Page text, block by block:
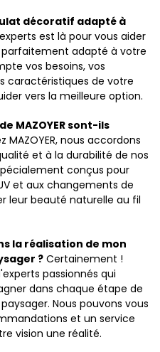
décoratif adapté à
est là pour vous aider
adapté à votre
vos besoins, vos
caractéristiques de votre
vers la meilleure option.
MAZOYER sont-ils
MAZOYER, nous accordons
et à la durabilité de nos
conçus pour
et aux changements de
leur beauté naturelle au fil
la réalisation de mon
? Certainement !
passionnés qui
dans chaque étape de
Nous pouvons vous
et un service
vision une réalité.